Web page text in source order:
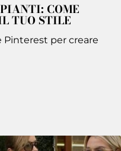
COME
TUO STILE
Pinterest per creare